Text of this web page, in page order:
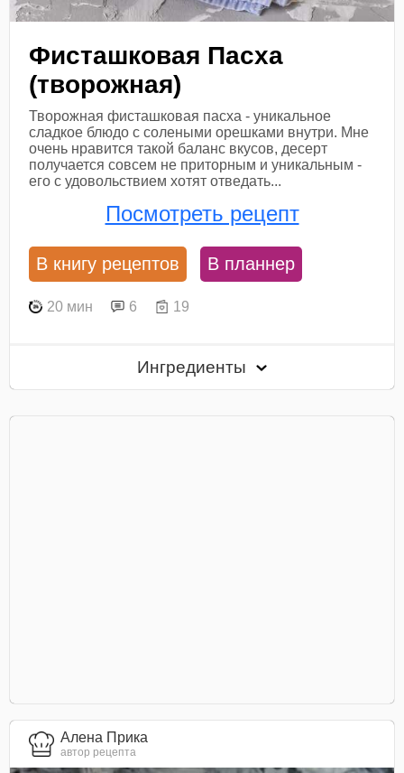
Фисташковая Пасха
(творожная)
Творожная фисташковая пасха - уникальное
сладкое блюдо с солеными орешками внутри. Мне
очень нравится такой баланс вкусов, десерт
получается совсем не приторным и уникальным -
его с удовольствием хотят отведать...
Посмотреть рецепт
В книгу рецептов В планнер
20 мин 6 19
Ингредиенты
Алена Прика
автор рецепта